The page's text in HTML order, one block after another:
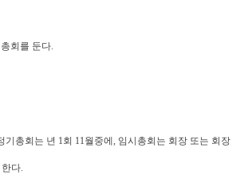
회를 둔다.
기총회는 년 1회 11월중에 , 임시총회는 회장 또는 회장
다.